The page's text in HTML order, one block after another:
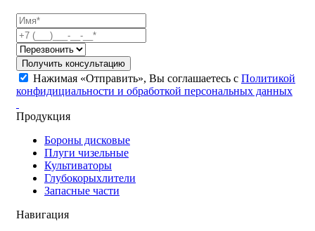
Получить консультацию
Нажимая «Отправить», Вы соглашаетесь с Политикой
конфидициальности и обработкой персональных данных
Продукция
Бороны дисковые
Плуги чизельные
Культиваторы
Глубокорыхлители
Запасные части
Навигация